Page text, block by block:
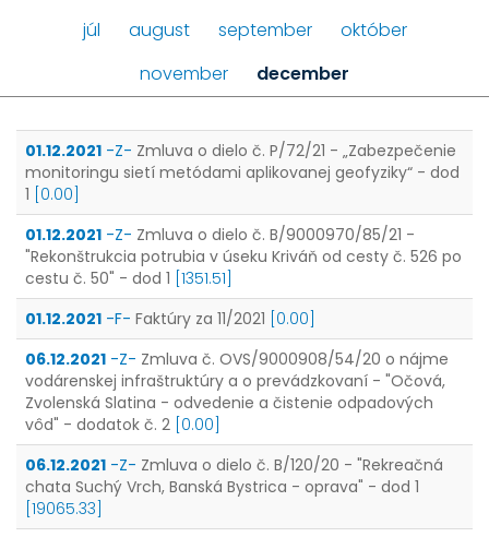
júl
august september
október
november
december
01.12.2021 -Z- Zmluva o dielo č. P/72/21 - „Zabezpečenie
monitoringu sietí metódami aplikovanej geofyziky“ - dod
1 [0.00]
01.12.2021 -Z- Zmluva o dielo č. B/9000970/85/21 -
"Rekonštrukcia potrubia v úseku Kriváň od cesty č. 526 po
cestu č. 50" - dod 1 [1351.51]
01.12.2021 -F- Faktúry za 11/2021 [0.00]
06.12.2021 -Z- Zmluva č. OVS/9000908/54/20 o nájme
vodárenskej infraštruktúry a o prevádzkovaní - "Očová,
Zvolenská Slatina - odvedenie a čistenie odpadových
vôd" - dodatok č. 2 [0.00]
06.12.2021 -Z- Zmluva o dielo č. B/120/20 - "Rekreačná
chata Suchý Vrch, Banská Bystrica - oprava" - dod 1
[19065.33]